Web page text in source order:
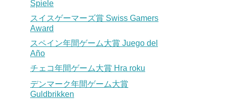
Spiele
スイスゲーマーズ賞 Swiss Gamers
Award
スペイン年間ゲーム大賞 Juego del
Año
チェコ年間ゲーム大賞 Hra roku
デンマーク年間ゲーム大賞
Guldbrikken